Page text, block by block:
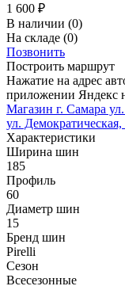
1 600 ₽
В наличии (0)
На складе (0)
Позвонить
Построить маршрут
Нажатие на адрес
приложении Яндекс
Магазин г. Самара
ул.
Характеристики
Ширина шин
185
Профиль
60
Диаметр шин
15
Бренд шин
Pirelli
Сезон
Всесезонные